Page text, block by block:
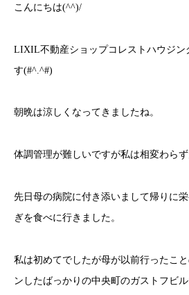
こんにちは(^^)/
LIXIL不動産ショップコレストハウジン
す(#^.^#)
朝晩は涼しくなってきましたね。
体調管理が難しいですが私は相変わら
先日母の病院に付き添いまして帰りに
ぎを食べに行きました。
私は初めてでしたが母が以前行ったこ
ンしたばっかりの中央町のガストフビ